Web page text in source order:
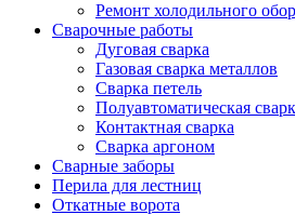
Ремонт холодильного
Сварочные работы
Дуговая сварка
Газовая сварка металлов
Сварка петель
Полуавтоматическая
Контактная сварка
Сварка аргоном
Сварные заборы
Перила для лестниц
Откатные ворота